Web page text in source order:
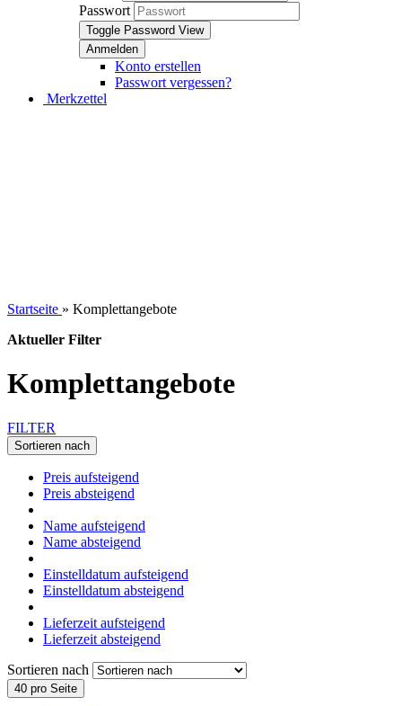
Passwort
Toggle Password View
Konto erstellen
Passwort vergessen?
Merkzettel
Startseite » Komplettangebote
Aktueller Filter
Komplettangebote
FILTER
Sortieren nach
Preis aufsteigend
Preis absteigend
Name aufsteigend
Name absteigend
Einstelldatum aufsteigend
Einstelldatum absteigend
Lieferzeit aufsteigend
Lieferzeit absteigend
Sortieren nach
40 pro Seite